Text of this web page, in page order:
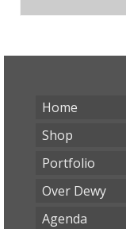
Home
Shop
Portfolio
Over Dewy
Agenda